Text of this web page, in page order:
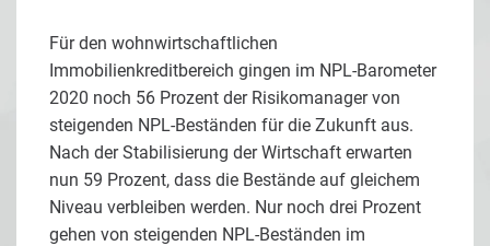
Für den wohnwirtschaftlichen
Immobilienkreditbereich gingen im NPL-Barometer
2020 noch 56 Prozent der Risikomanager von
steigenden NPL-Beständen für die Zukunft aus.
Nach der Stabilisierung der Wirtschaft erwarten
nun 59 Prozent, dass die Bestände auf gleichem
Niveau verbleiben werden. Nur noch drei Prozent
gehen von steigenden NPL-Beständen im